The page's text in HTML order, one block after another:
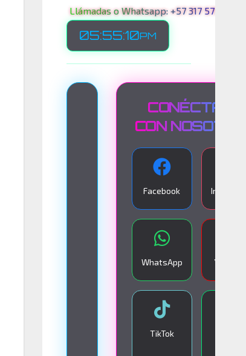
Llámadas o Whatsapp: +57 317 575 00 21
05:55:12PM
CONÉCTATE
CON
Facebook
WhatsApp YouTube
TikTok